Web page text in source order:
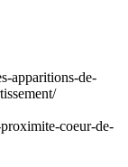
apparitions-de-
coeur-de-